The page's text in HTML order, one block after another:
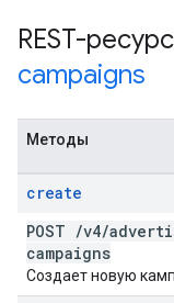
REST-
campaigns
Методы
create
POST /v4/
campaigns
Создает новую